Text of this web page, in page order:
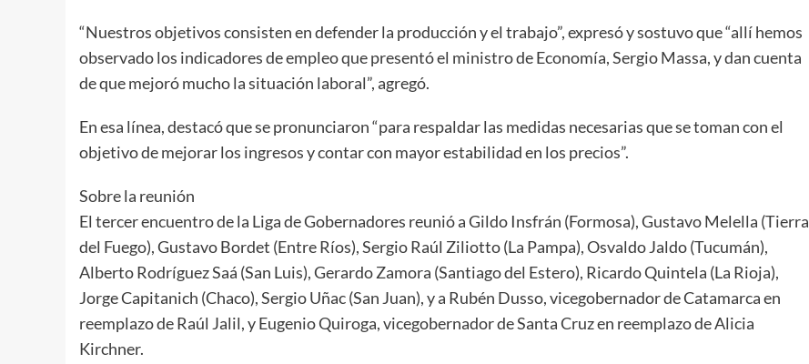
“Nuestros objetivos consisten en defender la producción y el trabajo”, expresó y sostuvo que “allí hemos
observado los indicadores de empleo que presentó el ministro de Economía, Sergio Massa, y dan cuenta
de que mejoró mucho la situación laboral”, agregó.
En esa línea, destacó que se pronunciaron “para respaldar las medidas necesarias que se toman con el
objetivo de mejorar los ingresos y contar con mayor estabilidad en los precios”.
Sobre la reunión
El tercer encuentro de la Liga de Gobernadores reunió a Gildo Insfrán (Formosa), Gustavo Melella (Tierra
del Fuego), Gustavo Bordet (Entre Ríos), Sergio Raúl Ziliotto (La Pampa), Osvaldo Jaldo (Tucumán),
Alberto Rodríguez Saá (San Luis), Gerardo Zamora (Santiago del Estero), Ricardo Quintela (La Rioja),
Jorge Capitanich (Chaco), Sergio Uñac (San Juan), y a Rubén Dusso, vicegobernador de Catamarca en
reemplazo de Raúl Jalil, y Eugenio Quiroga, vicegobernador de Santa Cruz en reemplazo de Alicia
Kirchner.